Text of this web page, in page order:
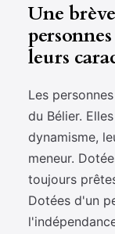
Une
leurs
Les
du Bélier.
dynamisme,
meneur.
toujours
Dotées d'un